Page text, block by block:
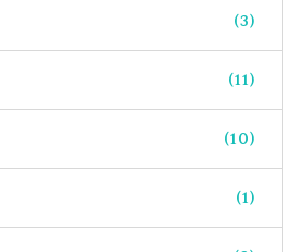
(3)
(11)
(10)
(1)